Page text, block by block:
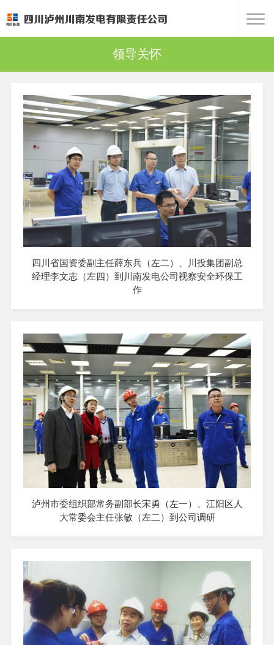
领导关怀
四川省国资委副主任薛东兵（左二）、川投集团副总
经理李文志（左四）到川南发电公司视察安全环保工
作
泸州市委组织部常务副部长宋勇（左一）、江阳区人
大常委会主任张敏（左二）到公司调研